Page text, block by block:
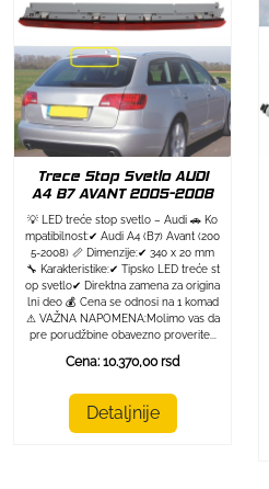
Trece Stop Svetlo AUDI
A4 B7 AVANT 2005-2008
💡 LED treće stop svetlo – Audi 🚗 Ko
mpatibilnost:✔ Audi A4 (B7) Avant (200
5-2008) 📏 Dimenzije:✔ 340 x 20 mm
🔧 Karakteristike:✔ Tipsko LED treće st
op svetlo✔ Direktna zamena za origina
lni deo 💰 Cena se odnosi na 1 komad
⚠ VAŽNA NAPOMENA:Molimo vas da
pre porudžbine obavezno proverite...
Cena: 10.370,00 rsd
Detaljnije